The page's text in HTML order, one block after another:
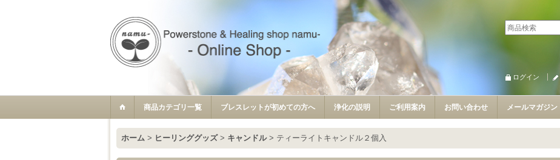
ログイン
商品カテゴリ一覧 ブレスレットが初めての方へ 浄化の説明 ご利用案内 お問い合わせ メールマガジン
ホーム > ヒーリンググッズ > キャンドル > ティーライトキャンドル２個入